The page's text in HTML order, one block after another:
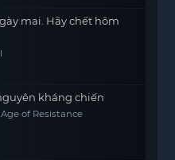
mai. Hãy chết hôm
kháng chiến
of Resistance